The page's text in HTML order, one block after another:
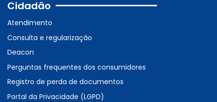
Cidadão
Atendimento
Consulta e regularização
Deacon
Perguntas frequentes dos consumidores
Registro de perda de documentos
Portal da Privacidade (LGPD)